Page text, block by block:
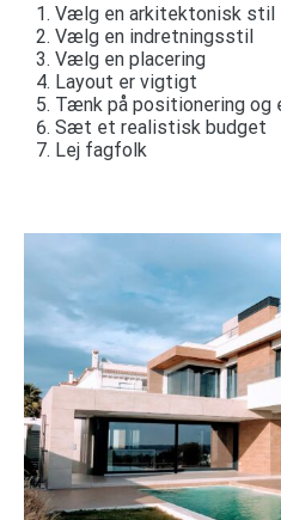
Vælg en arkitektonisk stil
Vælg en indretningsstil
Vælg en placering
Layout er vigtigt
Tænk på positionering og
Sæt et realistisk budget
Lej fagfolk